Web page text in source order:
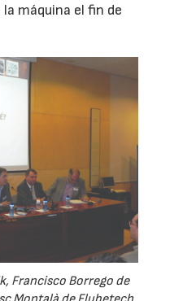
la máquina el fin de
Francisco Borrego de